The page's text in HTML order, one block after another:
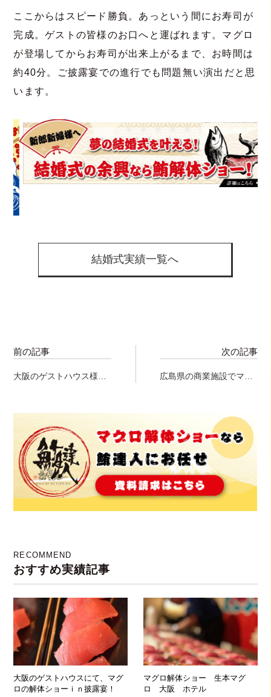
ここからはスピード勝負。あっという間にお寿司が
完成。ゲストの皆様のお口へと運ばれます。マグロ
が登場してからお寿司が出来上がるまで、お時間は
約40分。ご披露宴での進行でも問題無い演出だと思
います。
結婚式実績一覧へ
前の記事
大阪のゲストハウス様で
次の記事
広島県の商業施設でマグ
RECOMMEND
おすすめ実績記事
大阪のゲストハウスにて、マグ
ロの解体ショーｉｎ披露宴！
マグロ解体ショー 生本マグ
ロ 大阪 ホテル